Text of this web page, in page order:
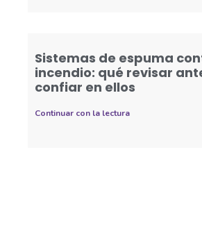
Sistemas de espuma
incendio: qué revisar
confiar en ellos
Continuar con la lectura